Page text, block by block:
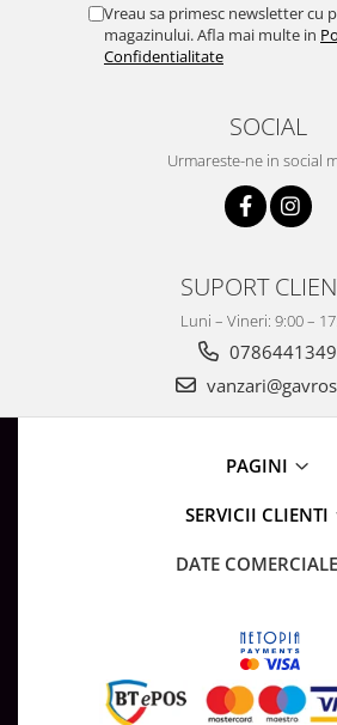
Vreau sa primesc newsletter cu
magazinului. Afla mai multe in
Confidentialitate
SOCIAL
Urmareste-ne in social
SUPORT
Luni – Vineri: 9:00 –
0786441349
PAGINI
SERVICII CLIENTI
DATE COMERCIALE